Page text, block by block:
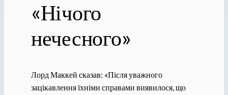
«Нічого
нечесного»
Лорд Маккей сказав: «Після уважного
зацікавлення їхніми справами виявилося, що